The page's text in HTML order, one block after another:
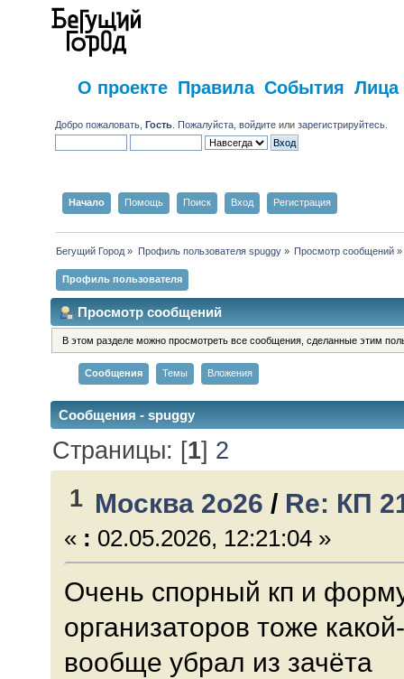
О проекте Правила События Лица
Добро пожаловать,Гость . Пожалуйста,войдите илизарегистрируйтесь
Начало Помощь Поиск Вход Регистрация
Бегущий Город » Профиль пользователя spuggy» Просмотр сообщений »
Профиль пользователя
Просмотр сообщений
В этом разделе можно просмотреть все сообщения, сделанные этим
Сообщения Темы Вложения
Сообщения - spuggy
Страницы: [1] 2
1 Москва 2о26 / Re: КП
« : 02.05.2026, 12:21:04 »
Очень спорный кп и
организаторов тоже
вообще убрал из зачёта